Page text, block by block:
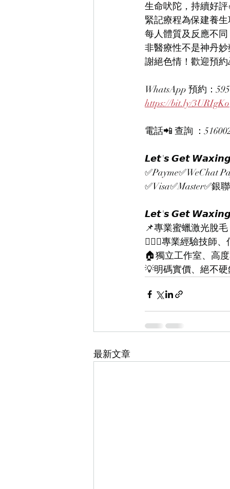
生命吠陀，持續好
緊記療程為保建養
每人體質及反應不同
非醫療性不是神丹妙
謝絕色情！歡迎預約
WhatsApp 預約：
https://bit.ly/3URIgKo
電話📲 查詢 ：
𝙇𝙚𝙩'𝙨 𝙂𝙚𝙩 𝙒𝙖𝙭𝙞𝙣𝙜
✅Payme✅WeChat
✅Visa✅Master✅銀聯
𝙇𝙚𝙩'𝙨 𝙂𝙚𝙩
📌專業蜜蠟激光脫毛
👨🏻‍⚕️專業經驗技師
🏠獨立工作室、高
💡明碼實價、絕不硬
最新文章